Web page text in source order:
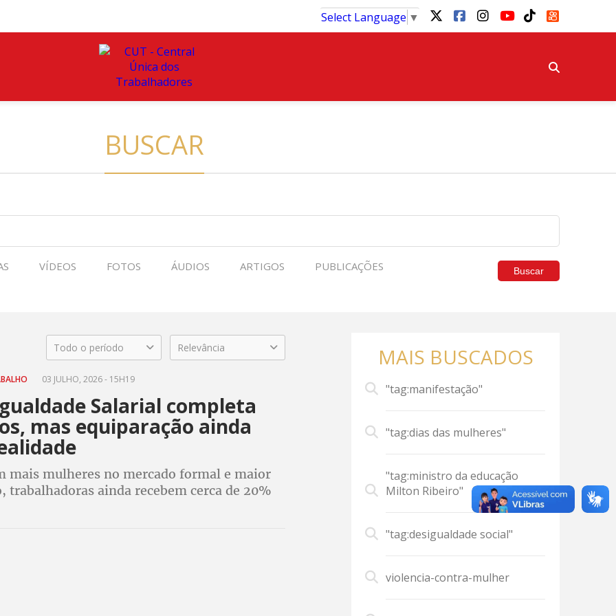
Select Language ▼
BUSCAR
VÍDEOS FOTOS ÁUDIOS ARTIGOS PUBLICAÇÕES Buscar
Todo o período Relevância
03 JULHO, 2026 - 15H19
Salarial completa
mas equiparação ainda
mais mulheres no mercado formal e maior
trabalhadoras ainda recebem cerca de 20%
MAIS BUSCADOS
"tag:manifestação"
"tag:dias das mulheres"
"tag:ministro da educação
Milton Ribeiro"
"tag:desigualdade social"
violencia-contra-mulher